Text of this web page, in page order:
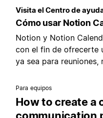
Visita el Centro de
Cómo usar Notion
Notion y Notion
con el fin de ofrecerte
ya sea para
Para equipos
How to create a